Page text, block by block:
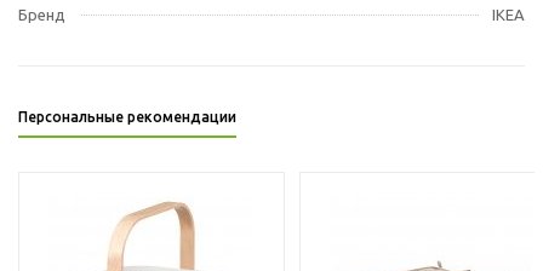
Бренд IKEA
Персональные рекомендации